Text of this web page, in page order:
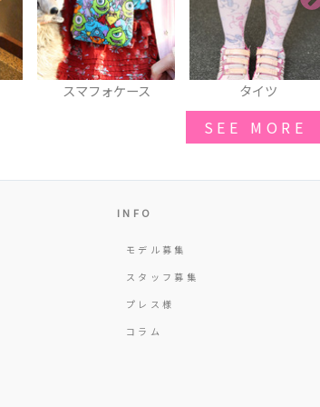
スマフォケース タイツ
SEE MORE
INFO
モデル募集
スタッフ募集
プレス様
コラム